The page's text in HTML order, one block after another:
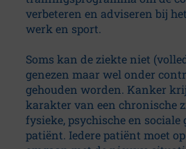
The
Team
Rates
and
Fees
verbeteren en adviseren bij
werk en sport.
Soms kan de ziekte niet
genezen maar wel onder
gehouden worden. Kanker
karakter van een chronische
fysieke, psychische en sociale
patiënt. Iedere patiënt moet